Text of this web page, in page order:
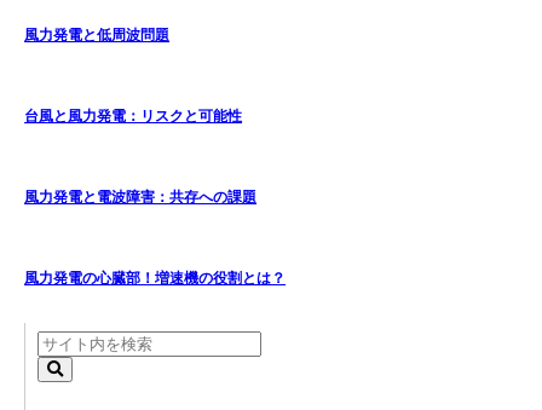
風力発電と低周波問題
台風と風力発電：リスクと可能性
風力発電と電波障害：共存への課題
風力発電の心臓部！増速機の役割とは？